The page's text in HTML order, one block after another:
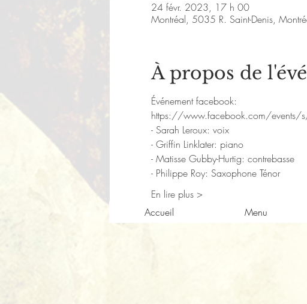
24 févr. 2023, 17 h 00
Montréal, 5035 R. Saint-Denis,
À propos de
Événement facebook:
https://www.facebook.com/events/
- Sarah Leroux: voix
- Griffin Linklater: piano
- Matisse Gubby-Hurtig: contrebasse
- Philippe Roy: Saxophone Ténor
En lire plus >
Accueil
Menu